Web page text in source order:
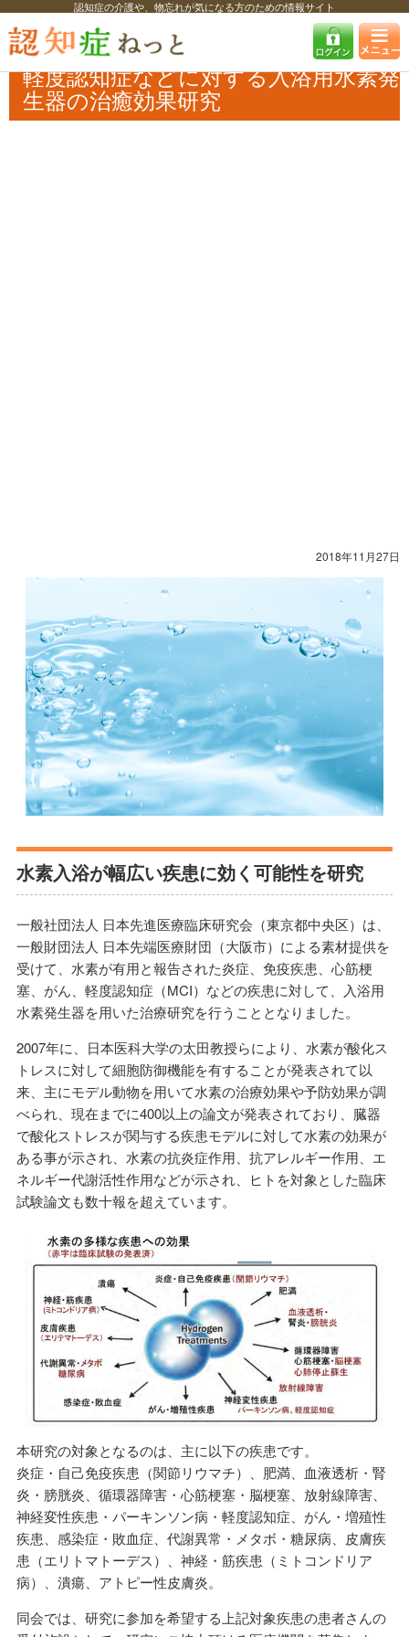
認知症の介護や、物忘れが気になる方のための情報サイト
認知症ねっと 認知症最新ニュース 学術・調査
軽度認知症などに対す
る入浴用水素発生器の治癒効果研究
軽度認知症などに対する入浴用水素発
生器の治癒効果研究
2018年11月27日
水素入浴が幅広い疾患に効く可能性を研究
一般社団法人 日本先進医療臨床研究会（東京都中央区）は、
一般財団法人 日本先端医療財団（大阪市）による素材提供を
受けて、水素が有用と報告された炎症、免疫疾患、心筋梗
塞、がん、軽度認知症（MCI）などの疾患に対して、入浴用
水素発生器を用いた治療研究を行うこととなりました。
2007年に、日本医科大学の太田教授らにより、水素が酸化ス
トレスに対して細胞防御機能を有することが発表されて以
来、主にモデル動物を用いて水素の治療効果や予防効果が調
べられ、現在までに400以上の論文が発表されており、臓器
で酸化ストレスが関与する疾患モデルに対して水素の効果が
ある事が示され、水素の抗炎症作用、抗アレルギー作用、エ
ネルギー代謝活性作用などが示され、ヒトを対象とした臨床
試験論文も数十報を超えています。
本研究の対象となるのは、主に以下の疾患です。
炎症・自己免疫疾患（関節リウマチ）、肥満、血液透析・腎
炎・膀胱炎、循環器障害・心筋梗塞・脳梗塞、放射線障害、
神経変性疾患・パーキンソン病・軽度認知症、がん・増殖性
疾患、感染症・敗血症、代謝異常・メタボ・糖尿病、皮膚疾
患（エリトマトーデス）、神経・筋疾患（ミトコンドリア
病）、潰瘍、アトピー性皮膚炎。
同会では、研究に参加を希望する上記対象疾患の患者さんの